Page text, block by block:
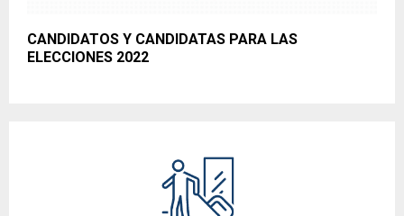
CANDIDATOS Y CANDIDATAS PARA LAS
ELECCIONES 2022